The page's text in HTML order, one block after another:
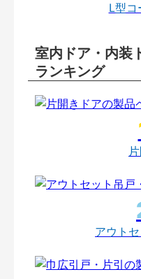
L型コ
室内ドア・内装
ランキング
アウト